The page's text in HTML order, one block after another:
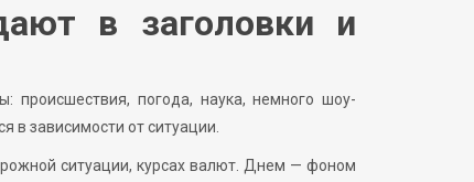
в заголовки и
происшествия, погода, наука, немного шоу-
в зависимости от ситуации.
ситуации, курсах валют. Днем — фоном